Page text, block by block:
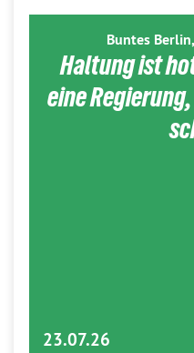
Buntes
Haltung ist
eine
23.07.26